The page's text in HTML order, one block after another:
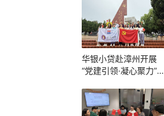
华银小贷赴漳州开展
“党建引领·凝心聚力”主